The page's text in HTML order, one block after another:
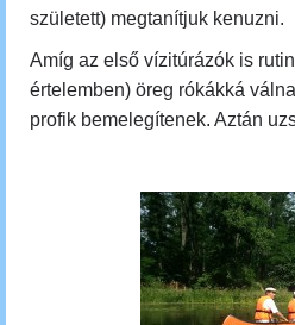
született) megtanítjuk kenuzni.
Amíg az első vízitúrázók is
értelemben) öreg rókákká
profik bemelegítenek. Aztán